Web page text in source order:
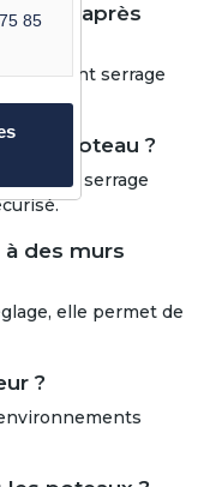
après
avant serrage
du poteau ?
de serrage
des murs
elle permet de
?
85